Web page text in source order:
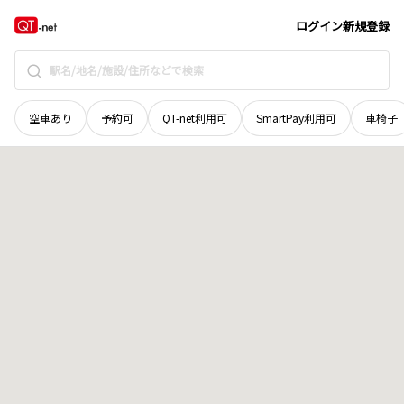
ログイン新規登録
空車あり 予約可 QT-net利用可 SmartPay利用可 車椅子
岡山県